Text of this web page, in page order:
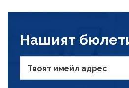
Нашият
Твоят имейл адрес